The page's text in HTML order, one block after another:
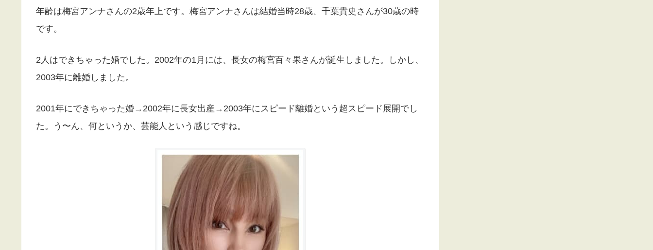
年齢は梅宮アンナさんの2歳年上です。梅宮アンナさんは結婚当時28歳、千葉貴史さんが30歳の時
です。
2人はできちゃった婚でした。2002年の1月には、長女の梅宮百々果さんが誕生しました。しかし、
2003年に離婚しました。
2001年にできちゃった婚→2002年に長女出産→2003年にスピード離婚という超スピード展開でし
た。う〜ん、何というか、芸能人という感じですね。